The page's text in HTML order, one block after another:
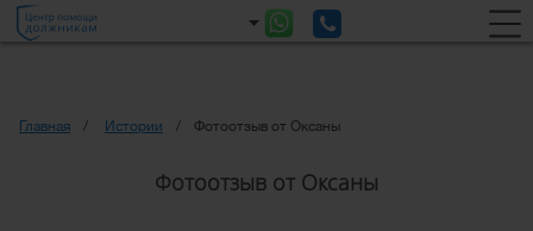
Главная Истории Фотоотзыв от Оксаны
Фотоотзыв от Оксаны